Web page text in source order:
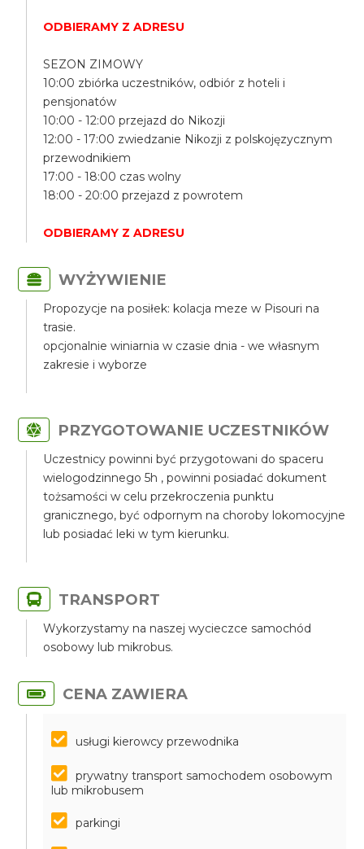
ODBIERAMY Z ADRESU
SEZON ZIMOWY
10:00 zbiórka uczestników, odbiór z hoteli i
pensjonatów
10:00 - 12:00 przejazd do Nikozji
12:00 - 17:00 zwiedzanie Nikozji z polskojęzycznym
przewodnikiem
17:00 - 18:00 czas wolny
18:00 - 20:00 przejazd z powrotem
ODBIERAMY Z ADRESU
WYŻYWIENIE
Propozycje na posiłek: kolacja meze w Pisouri na
trasie.
opcjonalnie winiarnia w czasie dnia - we własnym
zakresie i wyborze
PRZYGOTOWANIE UCZESTNIKÓW
Uczestnicy powinni być przygotowani do spaceru
wielogodzinnego 5h , powinni posiadać dokument
tożsamości w celu przekroczenia punktu
granicznego, być odpornym na choroby lokomocyjne
lub posiadać leki w tym kierunku.
TRANSPORT
Wykorzystamy na naszej wycieczce samochód
osobowy lub mikrobus.
CENA ZAWIERA
usługi kierowcy przewodnika
prywatny transport samochodem osobowym
lub mikrobusem
parkingi